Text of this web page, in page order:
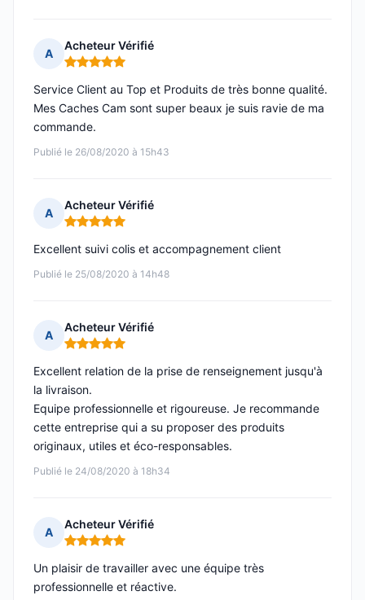
A
Acheteur Vérifié
Note : 5 sur 5
Publié le 26/08/2020 à 15h43
Service Client au Top et Produits de très bonne qualité.
Mes Caches Cam sont super beaux je suis ravie de ma
commande.
A
Acheteur Vérifié
Note : 5 sur 5
Publié le 25/08/2020 à 14h48
Excellent suivi colis et accompagnement client
A
Acheteur Vérifié
Note : 5 sur 5
Publié le 24/08/2020 à 18h34
Excellent relation de la prise de renseignement jusqu'à
la livraison.
Equipe professionnelle et rigoureuse. Je recommande
cette entreprise qui a su proposer des produits
originaux, utiles et éco-responsables.
A
Acheteur Vérifié
Note : 5 sur 5
Un plaisir de travailler avec une équipe très
professionnelle et réactive.